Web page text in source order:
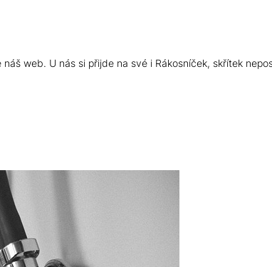
web. U nás si přijde na své i Rákosníček, skřítek